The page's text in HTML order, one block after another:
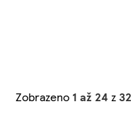
Zobrazeno 1 až 24 z32